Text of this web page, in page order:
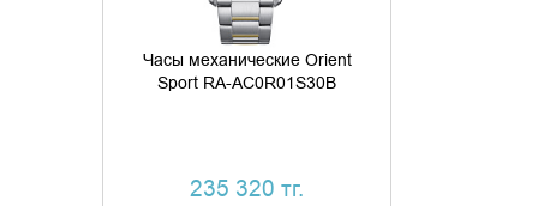
Часы механические Orient
Sport RA-AC0R01S30B
235 320 тг.